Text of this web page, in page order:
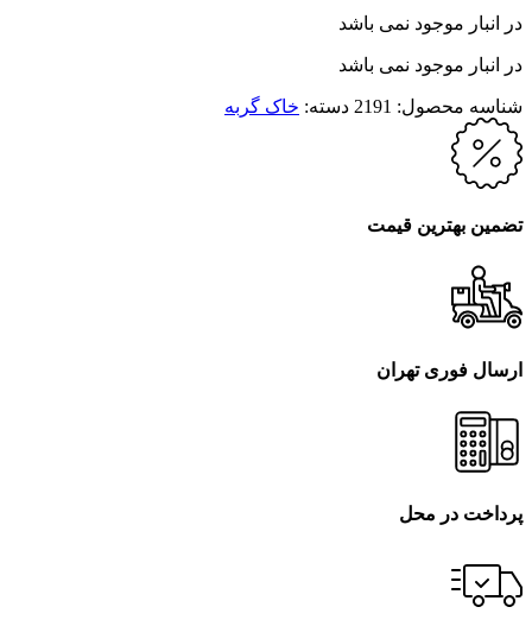
در انبار موجود نمی باشد
در انبار موجود نمی باشد
شناسه محصول: 2191 دسته: خاک گربه
تضمین بهترین قیمت
ارسال فوری تهران
پرداخت در محل